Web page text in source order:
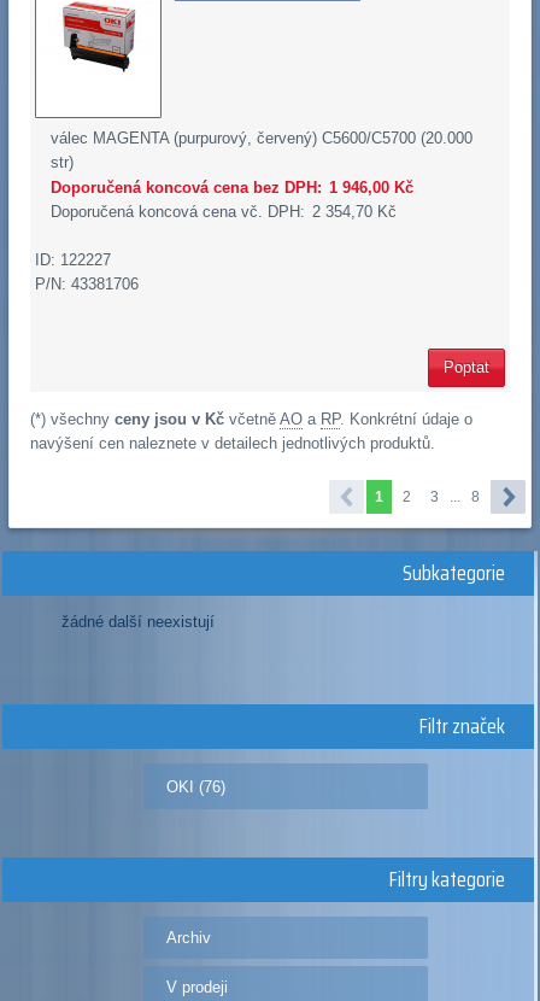
válec MAGENTA (purpurový, červený) C5600/C5700 (20.000
str)
Doporučená koncová cena bez DPH: 1 946,00 Kč
Doporučená koncová cena vč. DPH: 2 354,70 Kč
ID: 122227
P/N: 43381706
Poptat
(*) všechny ceny jsou v Kčvčetně AOa RP. Konkrétní údaje o
navýšení cen naleznete v detailech jednotlivých produktů.
1 2 3 8
Subkategorie
žádné další neexistují
Filtr značek
OKI (76)
Filtry kategorie
Archiv
V prodeji